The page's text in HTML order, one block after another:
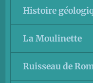
Histoire
La Moulinette
Ruisseau de